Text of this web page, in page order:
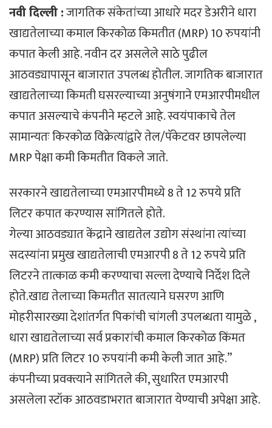
नवी दिल्ली :जागतिक संकेतांच्या आधारे मदर डेअरीने धारा
खाद्यतेलाच्या कमाल किरकोळ किमतीत (MRP) 10 रुपयांनी
कपात केली आहे. नवीन दर असलेले साठे पुढील
आठवड्यापासून बाजारात उपलब्ध होतील. जागतिक बाजारात
खाद्यतेलाच्या किमती घसरल्याच्या अनुषंगाने एमआरपीमधील
कपात असल्याचे कंपनीने म्हटले आहे. स्वयंपाकाचे तेल
सामान्यतः किरकोळ विक्रेत्यांद्वारे तेल/पॅकेटवर छापलेल्या
MRP पेक्षा कमी किमतीत विकले जाते.
सरकारने खाद्यतेलाच्या एमआरपीमध्ये 8 ते 12 रुपये प्रति
लिटर कपात करण्यास सांगितले होते.
गेल्या आठवड्यात केंद्राने खाद्यतेल उद्योग संस्थांना त्यांच्या
सदस्यांना प्रमुख खाद्यतेलाची एमआरपी 8 ते 12 रुपये प्रति
लिटरने तात्काळ कमी करण्याचा सल्ला देण्याचे निर्देश दिले
होते.खाद्य तेलाच्या किमतीत सातत्याने घसरण आणि
मोहरीसारख्या देशांतर्गत पिकांची चांगली उपलब्धता यामुळे ,
धारा खाद्यतेलाच्या सर्व प्रकारांची कमाल किरकोळ किंमत
(MRP) प्रति लिटर 10 रुपयांनी कमी केली जात आहे.”
कंपनीच्या प्रवक्त्याने सांगितले की, सुधारित एमआरपी
असलेला स्टॉक आठवडाभरात बाजारात येण्याची अपेक्षा आहे.